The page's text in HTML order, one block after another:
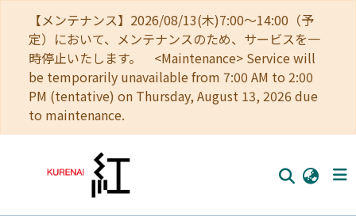
【メンテナンス】2026/08/13(木)7:00～14:00（予
定）において、メンテナンスのため、サービスを一
時停止いたします。 <Maintenance> Service will
be temporarily unavailable from 7:00 AM to 2:00
PM (tentative) on Thursday, August 13, 2026 due
to maintenance.